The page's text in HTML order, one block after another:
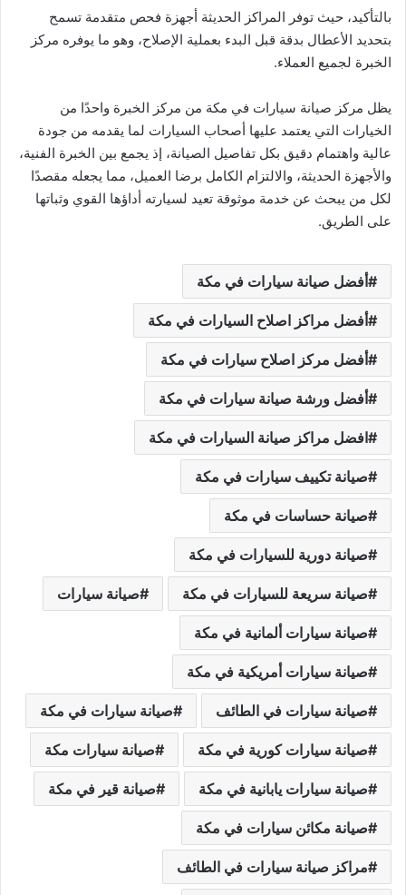
بالتأكيد، حيث توفر المراكز الحديثة أجهزة فحص متقدمة تسمح
بتحديد الأعطال بدقة قبل البدء بعملية الإصلاح، وهو ما يوفره مركز
الخبرة لجميع العملاء.
يظل مركز صيانة سيارات في مكة من مركز الخبرة واحدًا من
الخيارات التي يعتمد عليها أصحاب السيارات لما يقدمه من جودة
عالية واهتمام دقيق بكل تفاصيل الصيانة، إذ يجمع بين الخبرة الفنية،
والأجهزة الحديثة، والالتزام الكامل برضا العميل، مما يجعله مقصدًا
لكل من يبحث عن خدمة موثوقة تعيد لسيارته أداؤها القوي وثباتها
على الطريق.
أفضل صيانة سيارات في مكة
أفضل مراكز اصلاح السيارات في مكة
أفضل مركز اصلاح سيارات في مكة
أفضل ورشة صيانة سيارات في مكة
افضل مراكز صيانة السيارات في مكة
صيانة تكييف سيارات في مكة
صيانة حساسات في مكة
صيانة دورية للسيارات في مكة
صيانة سريعة للسيارات في مكة صيانة سيارات
صيانة سيارات ألمانية في مكة
صيانة سيارات أمريكية في مكة
صيانة سيارات في الطائف صيانة سيارات في مكة
صيانة سيارات كورية في مكة صيانة سيارات مكة
صيانة سيارات يابانية في مكة صيانة قير في مكة
صيانة مكائن سيارات في مكة
مراكز صيانة سيارات في الطائف